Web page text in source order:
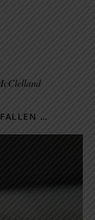
…